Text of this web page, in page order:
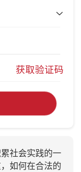
获取验证码
社会实践的一
如何在合法的